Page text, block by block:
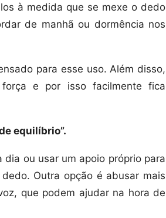
à medida que se mexe o dedo
de manhã ou dormência nos
para esse uso. Além disso,
e por isso facilmente fica
equilíbrio”.
ou usar um apoio próprio para
Outra opção é abusar mais
que podem ajudar na hora de